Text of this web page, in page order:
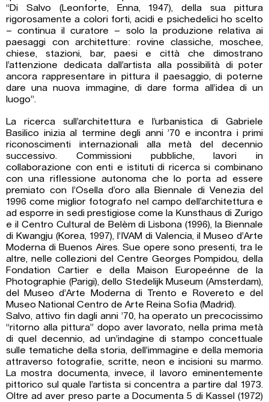
“Di Salvo (Leonforte, Enna, 1947), della sua pittura
rigorosamente a colori forti, acidi e psichedelici ho scelto
– continua il curatore – solo la produzione relativa ai
paesaggi con architetture: rovine classiche, moschee,
chiese, stazioni, bar, paesi e città che dimostrano
l’attenzione dedicata dall’artista alla possibilità di poter
ancora rappresentare in pittura il paesaggio, di poterne
dare una nuova immagine, di dare forma all’idea di un
luogo”.
La ricerca sull’architettura e l’urbanistica di Gabriele
Basilico inizia al termine degli anni ’70 e incontra i primi
riconoscimenti internazionali alla metà del decennio
successivo. Commissioni pubbliche, lavori in
collaborazione con enti e istituti di ricerca si combinano
con una riflessione autonoma che lo porta ad essere
premiato con l’Osella d’oro alla Biennale di Venezia del
1996 come miglior fotografo nel campo dell’architettura e
ad esporre in sedi prestigiose come la Kunsthaus di Zurigo
e il Centro Cultural de Belèm di Lisbona (1996), la Biennale
di Kwangju (Korea, 1997), l’IVAM di Valencia, il Museo d’Arte
Moderna di Buenos Aires. Sue opere sono presenti, tra le
altre, nelle collezioni del Centre Georges Pompidou, della
Fondation Cartier e della Maison Europeénne de la
Photographie (Parigi), dello Stedelijk Museum (Amsterdam),
del Museo d’Arte Moderna di Trento e Rovereto e del
Museo National Centro de Arte Reina Sofia (Madrid).
Salvo, attivo fin dagli anni ’70, ha operato un precocissimo
“ritorno alla pittura” dopo aver lavorato, nella prima metà
di quel decennio, ad un’indagine di stampo concettuale
sulle tematiche della storia, dell’immagine e della memoria
attraverso fotografie, scritte, neon e incisioni su marmo.
La mostra documenta, invece, il lavoro eminentemente
pittorico sul quale l’artista si concentra a partire dal 1973.
Oltre ad aver preso parte a Documenta 5 di Kassel (1972)